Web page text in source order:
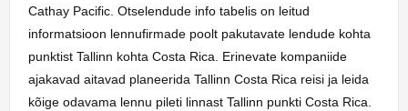
Cathay Pacific. Otselendude info tabelis on leitud
informatsioon lennufirmade poolt pakutavate lendude kohta
punktist Tallinn kohta Costa Rica. Erinevate kompaniide
ajakavad aitavad planeerida Tallinn Costa Rica reisi ja leida
kõige odavama lennu pileti linnast Tallinn punkti Costa Rica.